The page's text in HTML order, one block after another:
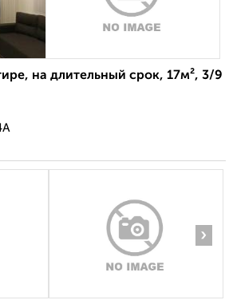
на длительный срок, 17м², 3/9
›